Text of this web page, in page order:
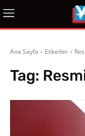
Ana Sayfa Etiketler
Tag: